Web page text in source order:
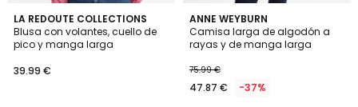
LA REDOUTE COLLECTIONS
Blusa con volantes, cuello de
pico y manga larga
39.99 €
2
Colores
ANNE WEYBURN
Camisa larga de algodón a
rayas y de manga larga
75.99 €
47.87 € -37%